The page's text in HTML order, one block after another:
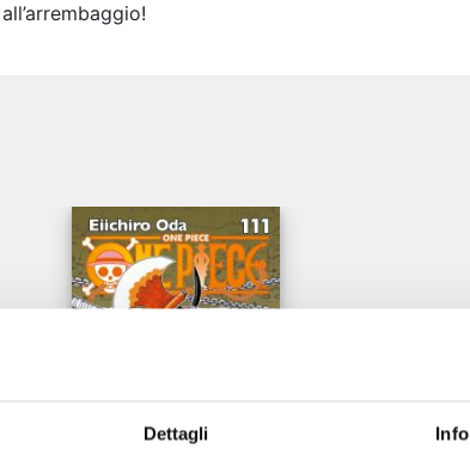
Dettagli